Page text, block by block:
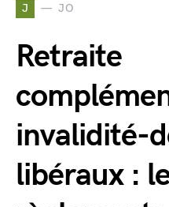
J JO
Retraite
invalidité-
libéraux :